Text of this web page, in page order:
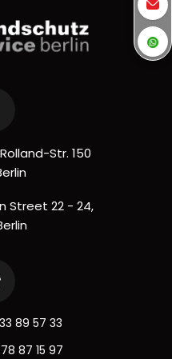
Str. 150
Street 22 - 24,
89 57 33
87 15 97